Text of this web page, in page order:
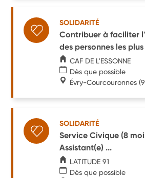
SOLIDARITÉ
Contribuer à faciliter
des personnes les plus
CAF DE L'ESSONNE
Dès que possible
Évry-Courcouronnes
SOLIDARITÉ
Service Civique (8
Assistant(e) ...
LATITUDE 91
Dès que possible